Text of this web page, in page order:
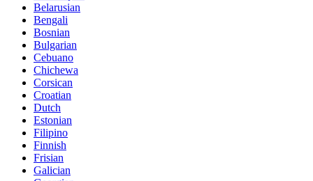
Belarusian
Bengali
Bosnian
Bulgarian
Cebuano
Chichewa
Corsican
Croatian
Dutch
Estonian
Filipino
Finnish
Frisian
Galician